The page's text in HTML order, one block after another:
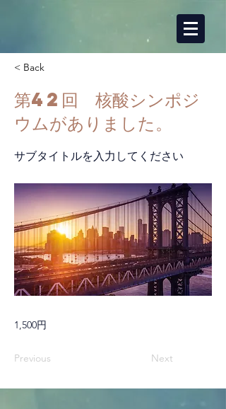
< Back
第42回 核酸シンポジ
ウムがありました。
サブタイトルを入力してください
1,500円
Previous Next